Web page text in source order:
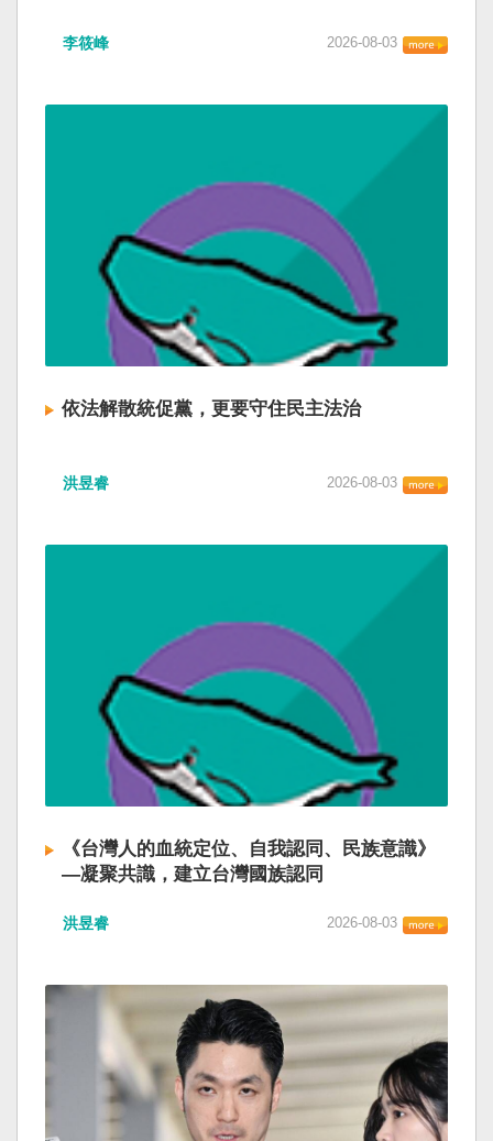
李筱峰 2026-08-03
依法解散統促黨，更要守住民主法治
洪昱睿 2026-08-03
《台灣人的血統定位、自我認同、民族意識》
—凝聚共識，建立台灣國族認同
洪昱睿 2026-08-03